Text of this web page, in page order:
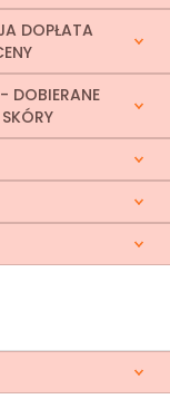
DOPŁATA
DOBIERANE